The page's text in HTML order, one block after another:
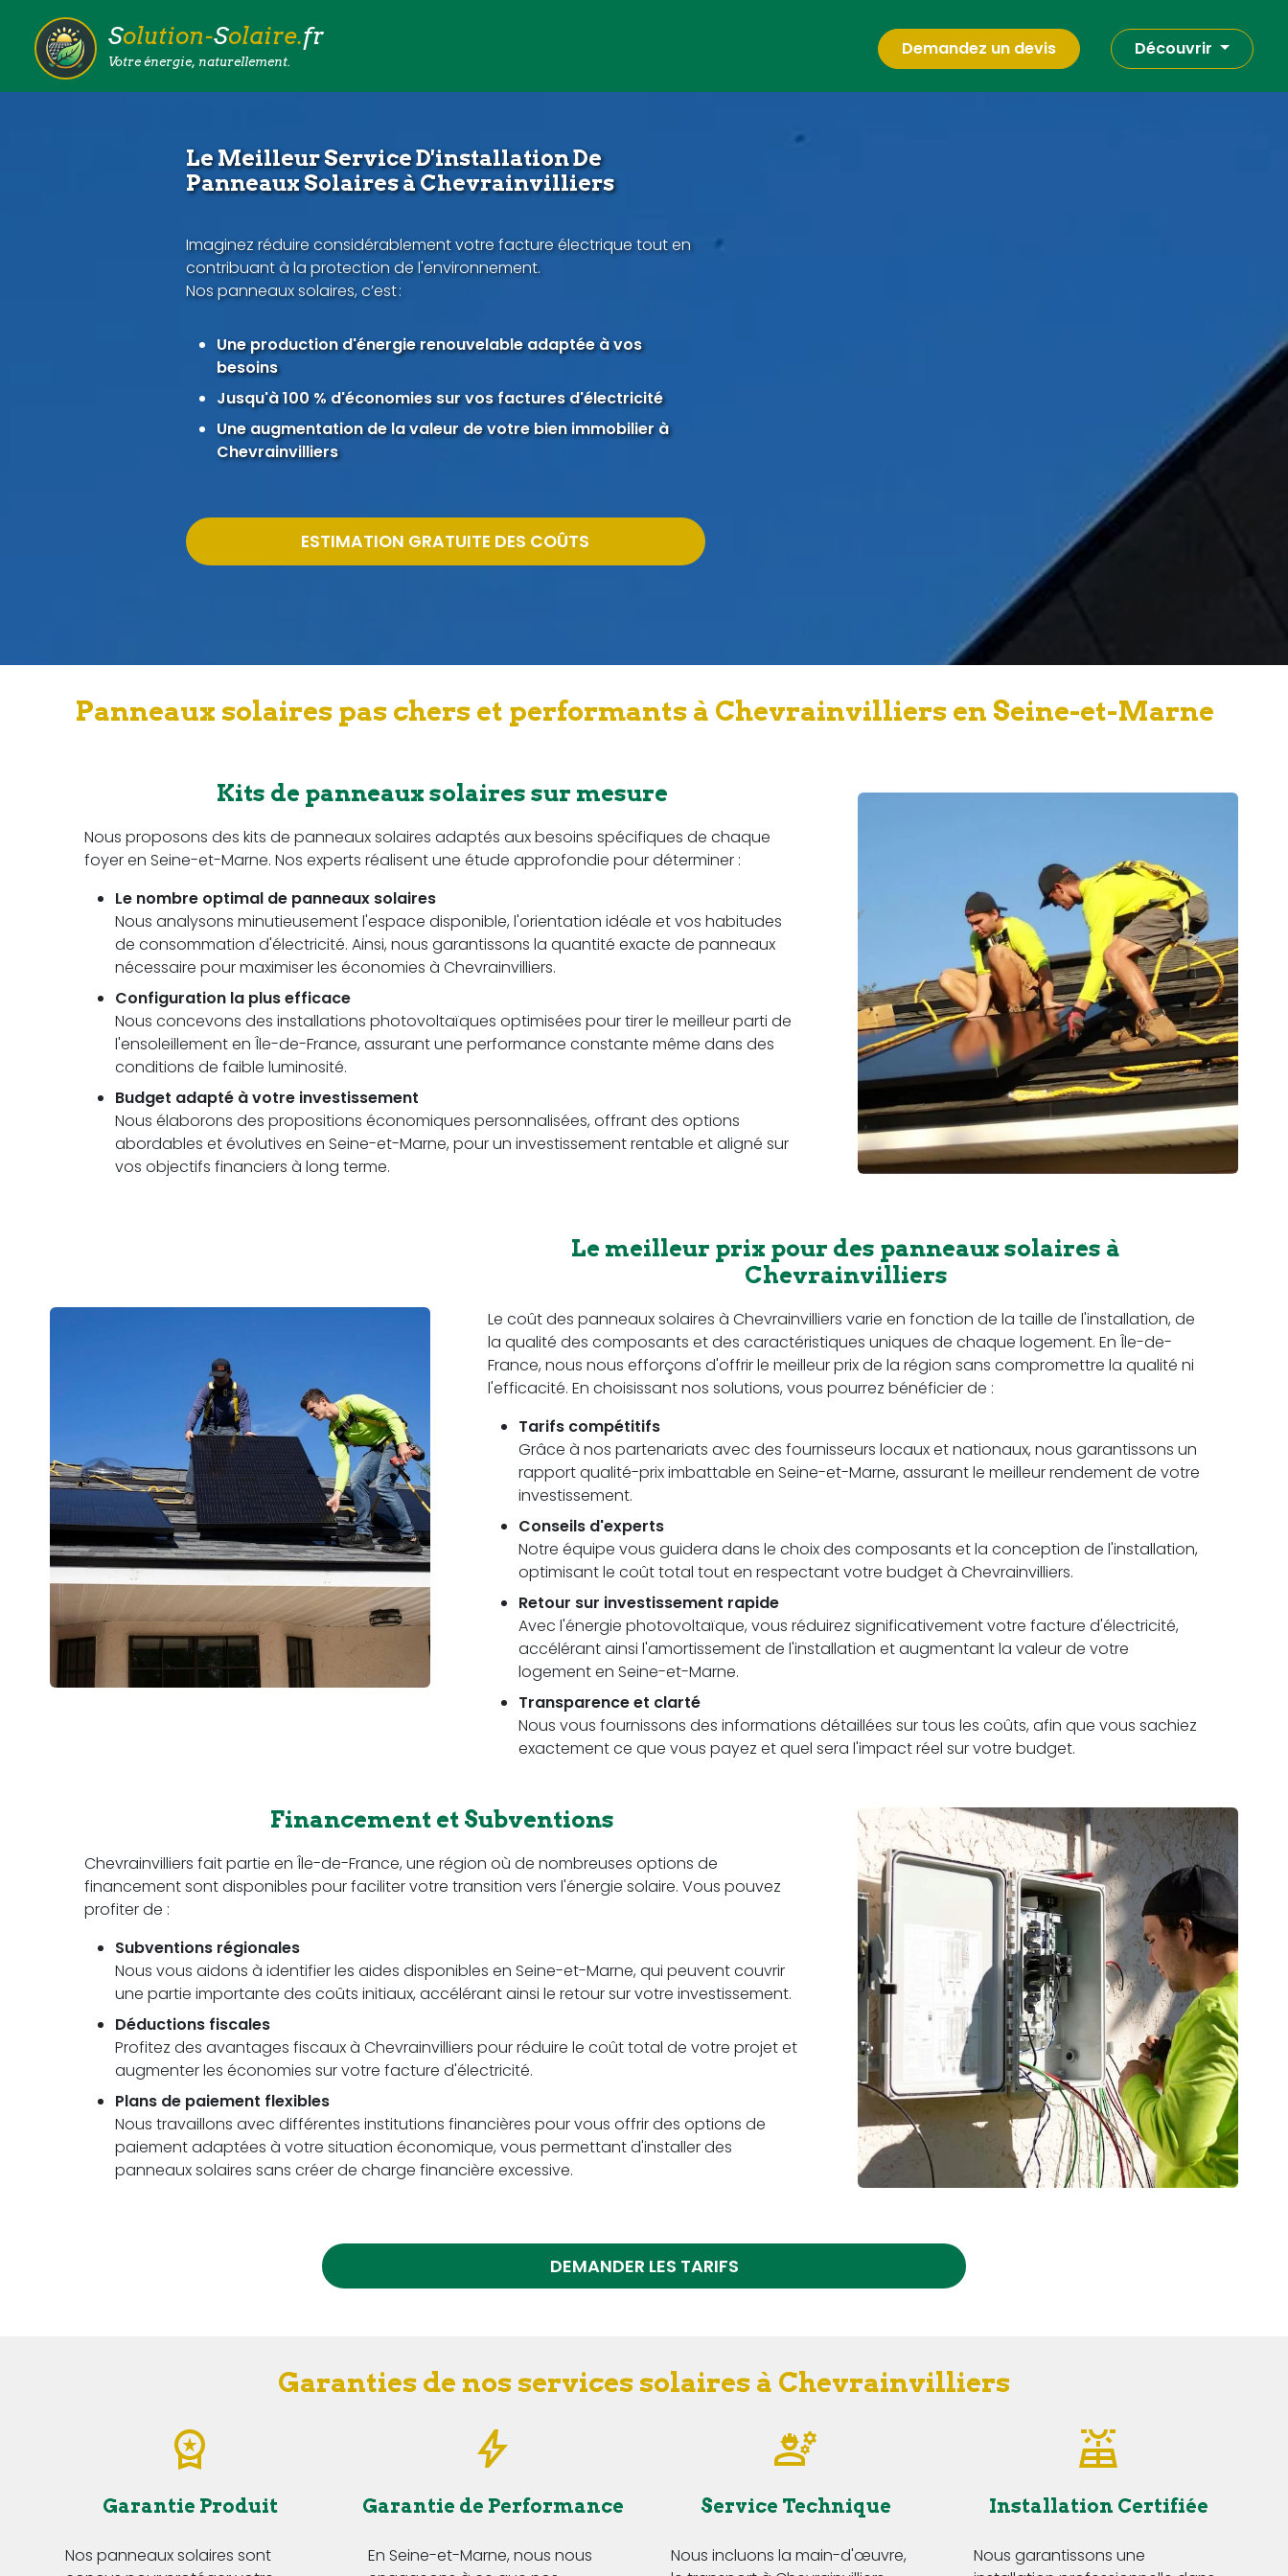
Solution-Solaire.fr
Votre énergie, naturellement.
Demandez un devis Découvrir
Le Meilleur Service D'installation De
Panneaux Solaires à Chevrainvilliers
Imaginez réduire considérablement votre facture électrique tout en
contribuant à la protection de l'environnement.
Nos panneaux solaires, c’est :
Une production d'énergie renouvelable adaptée à vos
besoins
Jusqu'à 100 % d'économies sur vos factures d'électricité
Une augmentation de la valeur de votre bien immobilier à
Chevrainvilliers
ESTIMATION GRATUITE DES COÛTS
Panneaux solaires pas chers et performants à Chevrainvilliers en Seine-et-Marne
Kits de panneaux solaires sur mesure
Nous proposons des kits de panneaux solaires adaptés aux besoins spécifiques de chaque
foyer en Seine-et-Marne. Nos experts réalisent une étude approfondie pour déterminer :
Le nombre optimal de panneaux solaires
Nous analysons minutieusement l'espace disponible, l'orientation idéale et vos habitudes
de consommation d'électricité. Ainsi, nous garantissons la quantité exacte de panneaux
nécessaire pour maximiser les économies à Chevrainvilliers.
Configuration la plus efficace
Nous concevons des installations photovoltaïques optimisées pour tirer le meilleur parti de
l'ensoleillement en Île-de-France, assurant une performance constante même dans des
conditions de faible luminosité.
Budget adapté à votre investissement
Nous élaborons des propositions économiques personnalisées, offrant des options
abordables et évolutives en Seine-et-Marne, pour un investissement rentable et aligné sur
vos objectifs financiers à long terme.
Le meilleur prix pour des panneaux solaires à
Chevrainvilliers
Le coût des panneaux solaires à Chevrainvilliers varie en fonction de la taille de l'installation, de
la qualité des composants et des caractéristiques uniques de chaque logement. En Île-de-
France, nous nous efforçons d'offrir le meilleur prix de la région sans compromettre la qualité ni
l'efficacité. En choisissant nos solutions, vous pourrez bénéficier de :
Tarifs compétitifs
Grâce à nos partenariats avec des fournisseurs locaux et nationaux, nous garantissons un
rapport qualité-prix imbattable en Seine-et-Marne, assurant le meilleur rendement de votre
investissement.
Conseils d'experts
Notre équipe vous guidera dans le choix des composants et la conception de l'installation,
optimisant le coût total tout en respectant votre budget à Chevrainvilliers.
Retour sur investissement rapide
Avec l'énergie photovoltaïque, vous réduirez significativement votre facture d'électricité,
accélérant ainsi l'amortissement de l'installation et augmentant la valeur de votre
logement en Seine-et-Marne.
Transparence et clarté
Nous vous fournissons des informations détaillées sur tous les coûts, afin que vous sachiez
exactement ce que vous payez et quel sera l'impact réel sur votre budget.
Financement et Subventions
Chevrainvilliers fait partie en Île-de-France, une région où de nombreuses options de
financement sont disponibles pour faciliter votre transition vers l'énergie solaire. Vous pouvez
profiter de :
Subventions régionales
Nous vous aidons à identifier les aides disponibles en Seine-et-Marne, qui peuvent couvrir
une partie importante des coûts initiaux, accélérant ainsi le retour sur votre investissement.
Déductions fiscales
Profitez des avantages fiscaux à Chevrainvilliers pour réduire le coût total de votre projet et
augmenter les économies sur votre facture d'électricité.
Plans de paiement flexibles
Nous travaillons avec différentes institutions financières pour vous offrir des options de
paiement adaptées à votre situation économique, vous permettant d'installer des
panneaux solaires sans créer de charge financière excessive.
DEMANDER LES TARIFS
Garanties de nos services solaires à Chevrainvilliers
Garantie Produit
Nos panneaux solaires sont
Garantie de Performance
En Seine-et-Marne, nous nous
Service Technique
Nous incluons la main-d'œuvre,
Installation Certifiée
Nous garantissons une